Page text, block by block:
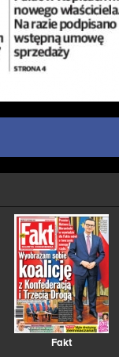
Fakt